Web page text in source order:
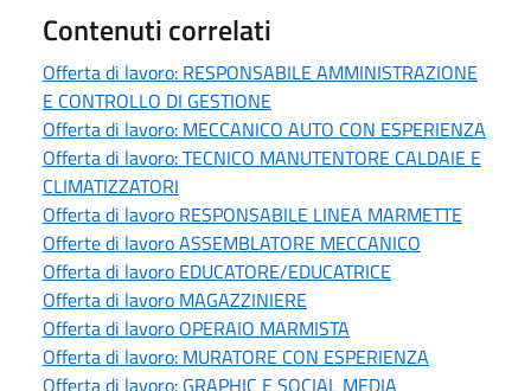
Contenuti correlati
Offerta di lavoro: RESPONSABILE AMMINISTRAZIONE
E CONTROLLO DI GESTIONE
Offerta di lavoro: MECCANICO AUTO CON ESPERIENZA
Offerta di lavoro: TECNICO MANUTENTORE CALDAIE E
CLIMATIZZATORI
Offerta di lavoro RESPONSABILE LINEA MARMETTE
Offerte di lavoro ASSEMBLATORE MECCANICO
Offerta di lavoro EDUCATORE/EDUCATRICE
Offerta di lavoro MAGAZZINIERE
Offerta di lavoro OPERAIO MARMISTA
Offerta di lavoro: MURATORE CON ESPERIENZA
Offerta di lavoro: GRAPHIC E SOCIAL MEDIA